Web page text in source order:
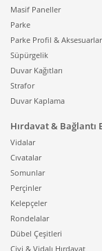
Masif Paneller
Parke
Parke Profil &
Süpürgelik
Duvar Kağıtları
Strafor
Duvar Kaplama
Hırdavat & Bağlantı
Vidalar
Cıvatalar
Somunlar
Perçinler
Kelepçeler
Rondelalar
Dübel Çeşitleri
Çivi & Vidalı Hırdavat